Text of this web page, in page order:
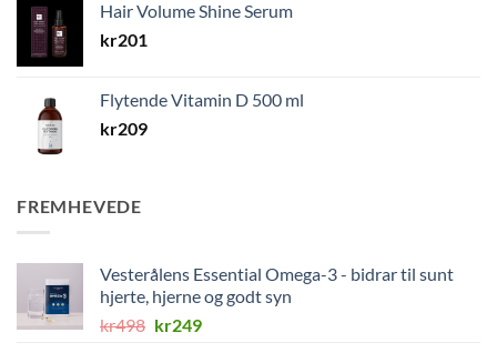
Hair Volume Shine Serum
kr201
Flytende Vitamin D 500 ml
kr209
FREMHEVEDE
Vesterålens Essential Omega-3 - bidrar til sunt
hjerte, hjerne og godt syn
kr498 Opprinnelig
kr249Nåværende